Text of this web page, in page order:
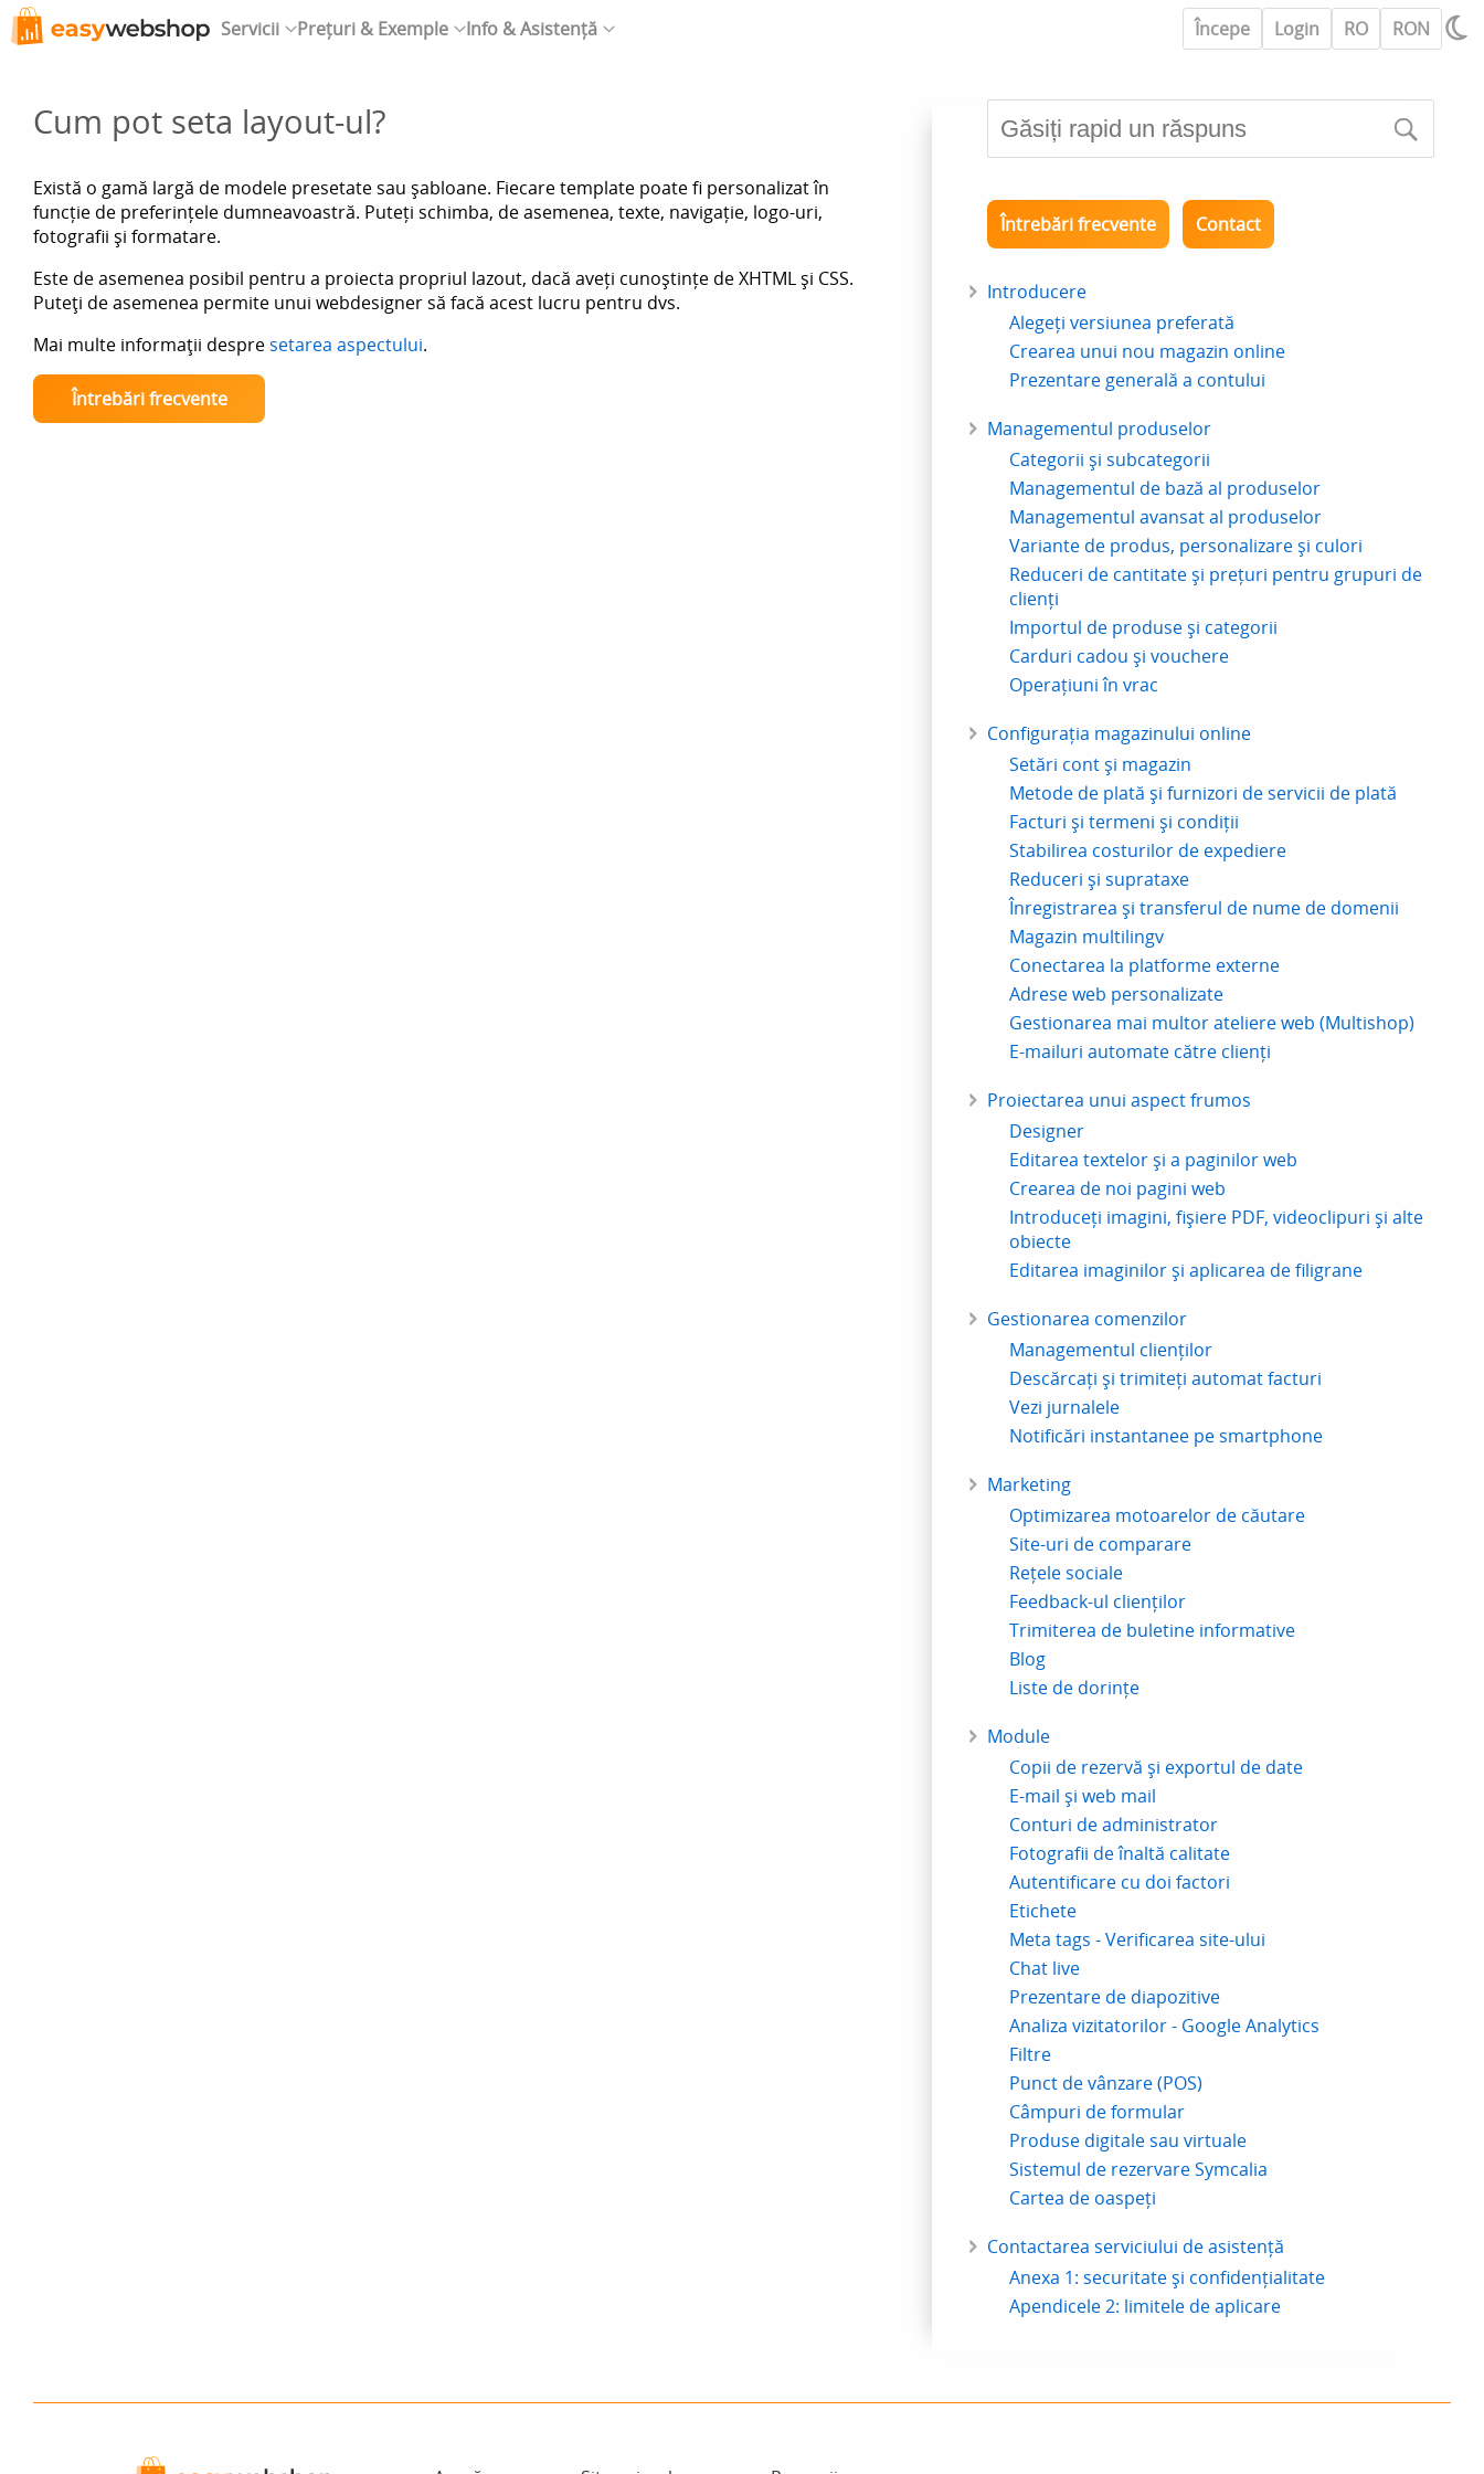
Servicii Prețuri & Exemple Info & Asistență Începe Login RO RON
Cum pot seta layout-ul?
Există o gamă largă de modele presetate sau șabloane. Fiecare template poate fi personalizat în
funcție de preferințele dumneavoastră. Puteți schimba, de asemenea, texte, navigație, logo-uri,
fotografii și formatare.
Este de asemenea posibil pentru a proiecta propriul lazout, dacă aveți cunoștințe de XHTML și CSS.
Puteţi de asemenea permite unui webdesigner să facă acest lucru pentru dvs.
Mai multe informaţii despresetarea aspectului.
Întrebări frecvente
Întrebări frecvente Contact
Introducere
Alegeți versiunea preferată
Crearea unui nou magazin online
Prezentare generală a contului
Managementul produselor
Categorii și subcategorii
Managementul de bază al produselor
Managementul avansat al produselor
Variante de produs, personalizare și culori
Reduceri de cantitate și prețuri pentru grupuri de
clienți
Importul de produse și categorii
Carduri cadou și vouchere
Operațiuni în vrac
Configurația magazinului online
Setări cont și magazin
Metode de plată și furnizori de servicii de plată
Facturi și termeni și condiții
Stabilirea costurilor de expediere
Reduceri și suprataxe
Înregistrarea și transferul de nume de domenii
Magazin multilingv
Conectarea la platforme externe
Adrese web personalizate
Gestionarea mai multor ateliere web (Multishop)
E-mailuri automate către clienți
Proiectarea unui aspect frumos
Designer
Editarea textelor și a paginilor web
Crearea de noi pagini web
Introduceți imagini, fișiere PDF, videoclipuri și alte
obiecte
Editarea imaginilor și aplicarea de filigrane
Gestionarea comenzilor
Managementul clienților
Descărcați și trimiteți automat facturi
Vezi jurnalele
Notificări instantanee pe smartphone
Marketing
Optimizarea motoarelor de căutare
Site-uri de comparare
Rețele sociale
Feedback-ul clienților
Trimiterea de buletine informative
Blog
Liste de dorințe
Module
Copii de rezervă și exportul de date
E-mail și web mail
Conturi de administrator
Fotografii de înaltă calitate
Autentificare cu doi factori
Etichete
Meta tags - Verificarea site-ului
Chat live
Prezentare de diapozitive
Analiza vizitatorilor - Google Analytics
Filtre
Punct de vânzare (POS)
Câmpuri de formular
Produse digitale sau virtuale
Sistemul de rezervare Symcalia
Cartea de oaspeți
Contactarea serviciului de asistență
Anexa 1: securitate și confidențialitate
Apendicele 2: limitele de aplicare